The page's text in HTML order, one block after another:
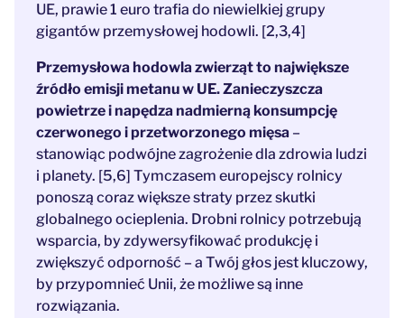
UE, prawie 1 euro trafia do niewielkiej grupy
gigantów przemysłowej hodowli. [2,3,4]
Przemysłowa hodowla zwierząt to największe
źródło emisji metanu w UE. Zanieczyszcza
powietrze i napędza nadmierną konsumpcję
czerwonego i przetworzonego mięsa –
stanowiąc podwójne zagrożenie dla zdrowia ludzi
i planety. [5,6] Tymczasem europejscy rolnicy
ponoszą coraz większe straty przez skutki
globalnego ocieplenia. Drobni rolnicy potrzebują
wsparcia, by zdywersyfikować produkcję i
zwiększyć odporność – a Twój głos jest kluczowy,
by przypomnieć Unii, że możliwe są inne
rozwiązania.